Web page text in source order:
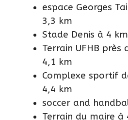
espace Georges
3,3 km
Stade Denis à 4 km
Terrain UFHB près
4,1 km
Complexe sportif
4,4 km
soccer and
Terrain du maire à